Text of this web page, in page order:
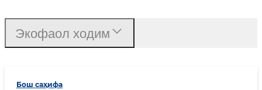
Бош саҳифа
Экофаол ходим